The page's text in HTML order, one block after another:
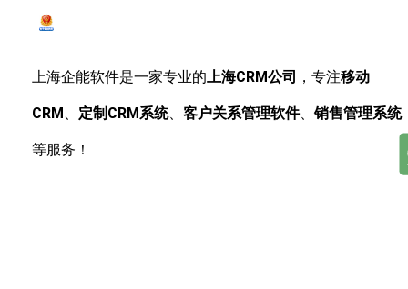
上海企能软件是一家专业的上海CRM公司 ，专注移动
CRM 、 定制CRM系统、 客户关系管理软件、销售管理系统
等服务！